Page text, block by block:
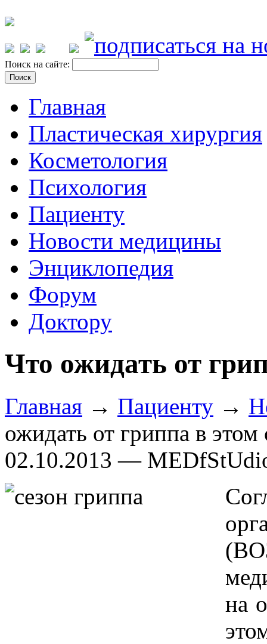
Поиск на сайте:
Главная
Пластическая хирургия
Косметология
Психология
Пациенту
Новости медицины
Энциклопедия
Форум
Доктору
Что ожидать от
Главная → Пациенту →
ожидать от гриппа в этом
02.10.2013 —
на